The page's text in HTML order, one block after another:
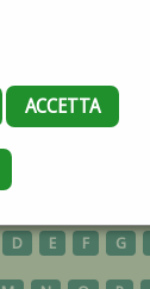
ACCETTA
D E F G